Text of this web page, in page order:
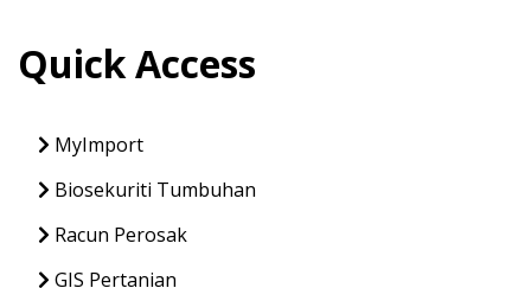
Quick Access
MyImport
Biosekuriti Tumbuhan
Racun Perosak
GIS Pertanian